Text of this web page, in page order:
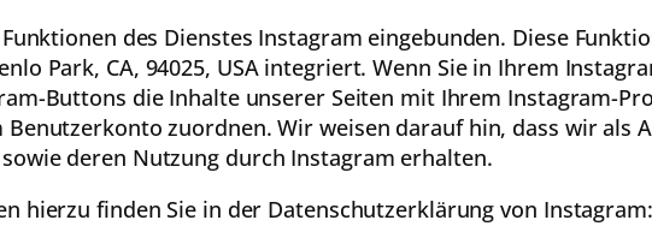
des Dienstes Instagram eingebunden. Diese
Park, CA, 94025, USA integriert. Wenn Sie in Ihrem
Buttons die Inhalte unserer Seiten mit Ihrem Instagram-
Benutzerkonto zuordnen. Wir weisen darauf hin, dass wir als
deren Nutzung durch Instagram erhalten.
hierzu finden Sie in der Datenschutzerklärung von